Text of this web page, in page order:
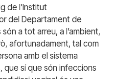
de l’Institut
del Departament de
a tot arreu, a l’ambient,
afortunadament, tal com
amb el sistema
que sí que són infeccions